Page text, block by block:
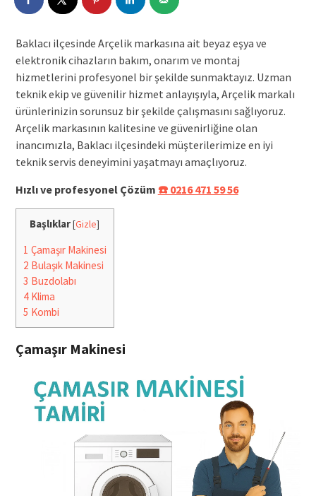
Baklacı ilçesinde Arçelik markasına ait beyaz eşya ve
elektronik cihazların bakım, onarım ve montaj
hizmetlerini profesyonel bir şekilde sunmaktayız. Uzman
teknik ekip ve güvenilir hizmet anlayışıyla, Arçelik markalı
ürünlerinizin sorunsuz bir şekilde çalışmasını sağlıyoruz.
Arçelik markasının kalitesine ve güvenirliğine olan
inancımızla, Baklacı ilçesindeki müşterilerimize en iyi
teknik servis deneyimini yaşatmayı amaçlıyoruz.
Hızlı ve profesyonel Çözüm ☎️ 0216 471 59 56
Başlıklar[Gizle]
1 Çamaşır Makinesi
2 Bulaşık Makinesi
3 Buzdolabı
4Klima
5 Kombi
Çamaşır Makinesi